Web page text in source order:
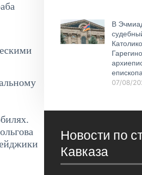
В
07/08/
Новости по
Кавказа